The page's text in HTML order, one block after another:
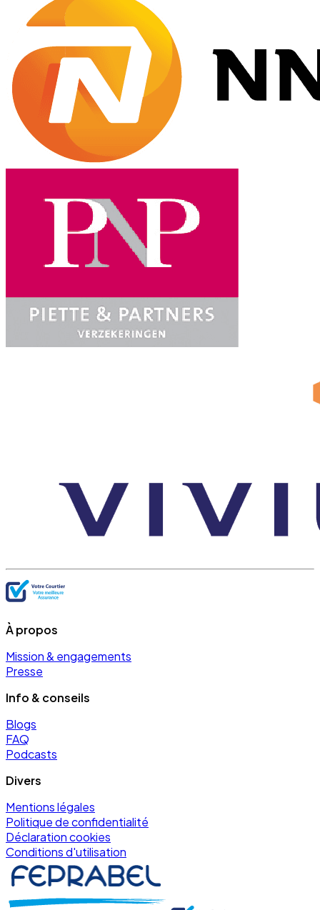
À propos
Mission & engagements
Presse
Info & conseils
Blogs
FAQ
Podcasts
Divers
Mentions légales
Politique de confidentialité
Déclaration cookies
Conditions d'utilisation